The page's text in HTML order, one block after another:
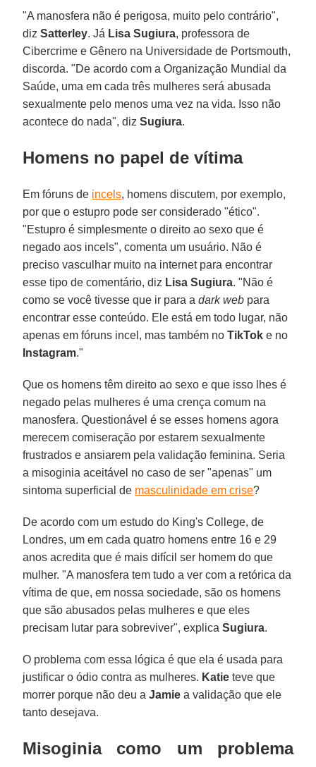
"A manosfera não é perigosa, muito pelo contrário",
dizSatterley. Já Lisa Sugiura, professora de
Cibercrime e Gênero na Universidade de Portsmouth,
discorda. "De acordo com a Organização Mundial da
Saúde, uma em cada três mulheres será abusada
sexualmente pelo menos uma vez na vida. Isso não
acontece do nada", dizSugiura.
Homens no papel de vítima
Em fóruns de incels, homens discutem, por exemplo,
por que o estupro pode ser considerado "ético".
"Estupro é simplesmente o direito ao sexo que é
negado aos incels", comenta um usuário. Não é
preciso vasculhar muito na internet para encontrar
esse tipo de comentário, diz Lisa Sugiura. "Não é
como se você tivesse que ir para adark web para
encontrar esse conteúdo. Ele está em todo lugar, não
apenas em fóruns incel, mas também noTikTok e no
Instagram."
Que os homens têm direito ao sexo e que isso lhes é
negado pelas mulheres é uma crença comum na
manosfera. Questionável é se esses homens agora
merecem comiseração por estarem sexualmente
frustrados e ansiarem pela validação feminina. Seria
a misoginia aceitável no caso de ser "apenas" um
sintoma superficial de masculinidade em crise?
De acordo com um estudo do King's College, de
Londres, um em cada quatro homens entre 16 e 29
anos acredita que é mais difícil ser homem do que
mulher. "A manosfera tem tudo a ver com a retórica da
vítima de que, em nossa sociedade, são os homens
que são abusados ​​pelas mulheres e que eles
precisam lutar para sobreviver", explicaSugiura.
O problema com essa lógica é que ela é usada para
justificar o ódio contra as mulheres. Katie teve que
morrer porque não deu aJamie a validação que ele
tanto desejava.
Misoginia como um problema